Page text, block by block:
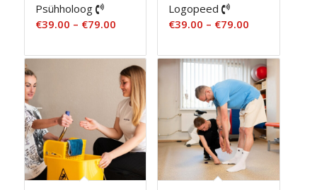
Psühholoog
€39.00 – €79.00Hinnavahemik:
kuni
€79.00
Logopeed
€39.00 – €79.00
kuni
€79.00